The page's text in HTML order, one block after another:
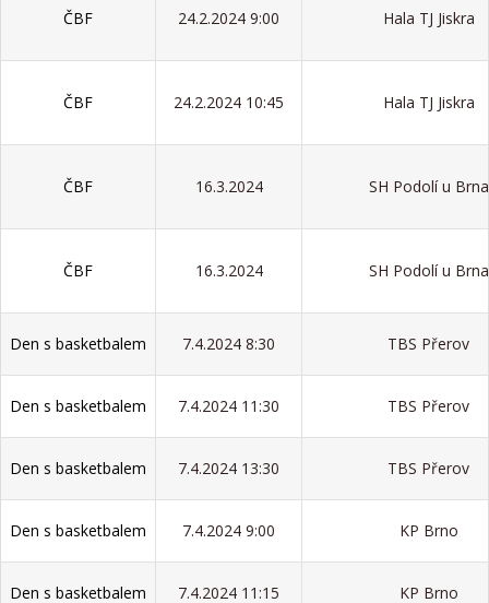
ČBF 24.2.2024 9:00 Hala TJ Jiskra
ČBF 24.2.2024 10:45 Hala TJ Jiskra
ČBF 16.3.2024 SH Podolí u Brna
ČBF 16.3.2024 SH Podolí u Brna
Den s basketbalem 7.4.2024 8:30 TBS Přerov
Den s basketbalem 7.4.2024 11:30 TBS Přerov
Den s basketbalem 7.4.2024 13:30 TBS Přerov
Den s basketbalem 7.4.2024 9:00 KP Brno
Den s basketbalem 7.4.2024 11:15 KP Brno